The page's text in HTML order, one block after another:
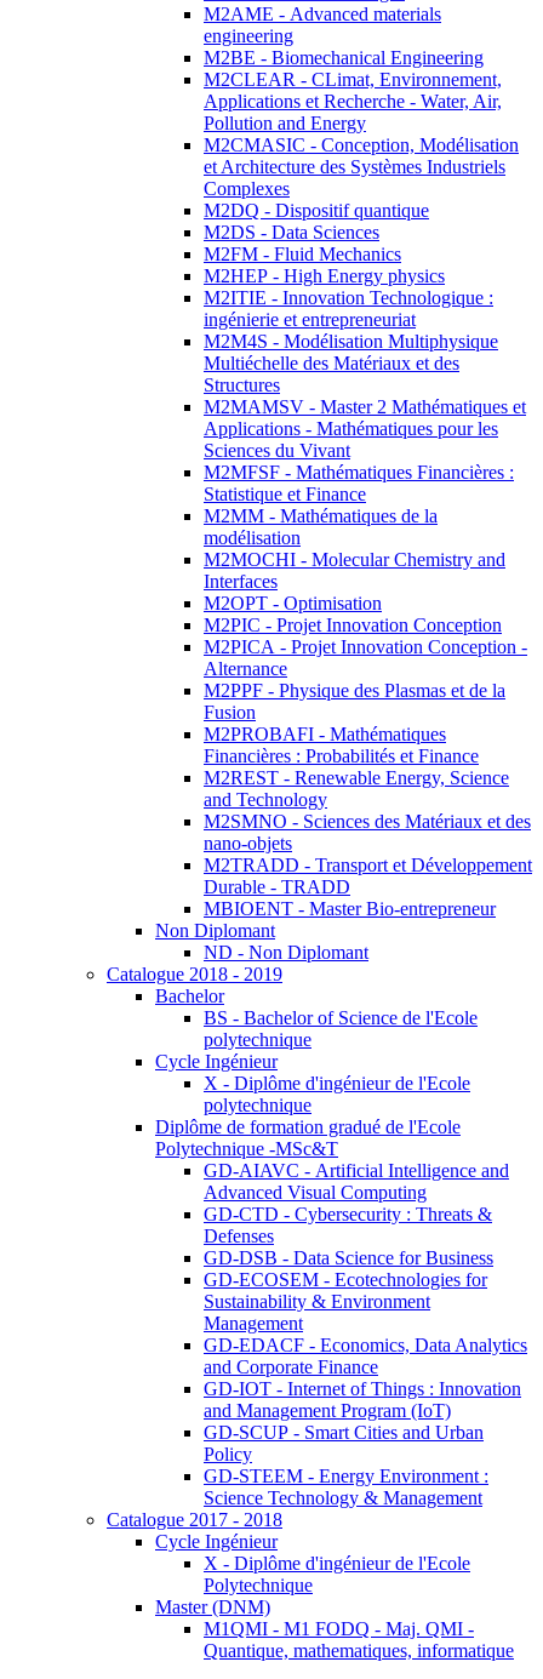
M2AME - Advanced materials
engineering
M2BE - Biomechanical Engineering
M2CLEAR - CLimat, Environnement,
Applications et Recherche - Water, Air,
Pollution and Energy
M2CMASIC - Conception, Modélisation
et Architecture des Systèmes Industriels
Complexes
M2DQ - Dispositif quantique
M2DS - Data Sciences
M2FM - Fluid Mechanics
M2HEP - High Energy physics
M2ITIE - Innovation Technologique :
ingénierie et entrepreneuriat
M2M4S - Modélisation Multiphysique
Multiéchelle des Matériaux et des
Structures
M2MAMSV - Master 2 Mathématiques et
Applications - Mathématiques pour les
Sciences du Vivant
M2MFSF - Mathématiques Financières :
Statistique et Finance
M2MM - Mathématiques de la
modélisation
M2MOCHI - Molecular Chemistry and
Interfaces
M2OPT - Optimisation
M2PIC - Projet Innovation Conception
M2PICA - Projet Innovation Conception -
Alternance
M2PPF - Physique des Plasmas et de la
Fusion
M2PROBAFI - Mathématiques
Financières : Probabilités et Finance
M2REST - Renewable Energy, Science
and Technology
M2SMNO - Sciences des Matériaux et des
nano-objets
M2TRADD - Transport et Développement
Durable - TRADD
MBIOENT - Master Bio-entrepreneur
Non Diplomant
ND - Non Diplomant
Catalogue 2018 - 2019
Bachelor
BS - Bachelor of Science de l'Ecole
polytechnique
Cycle Ingénieur
X - Diplôme d'ingénieur de l'Ecole
polytechnique
Diplôme de formation gradué de l'Ecole
Polytechnique -MSc&T
GD-AIAVC - Artificial Intelligence and
Advanced Visual Computing
GD-CTD - Cybersecurity : Threats &
Defenses
GD-DSB - Data Science for Business
GD-ECOSEM - Ecotechnologies for
Sustainability & Environment
Management
GD-EDACF - Economics, Data Analytics
and Corporate Finance
GD-IOT - Internet of Things : Innovation
and Management Program (IoT)
GD-SCUP - Smart Cities and Urban
Policy
GD-STEEM - Energy Environment :
Science Technology & Management
Catalogue 2017 - 2018
Cycle Ingénieur
X - Diplôme d'ingénieur de l'Ecole
Polytechnique
Master (DNM)
M1QMI - M1 FODQ - Maj. QMI -
Quantique, mathematiques, informatique